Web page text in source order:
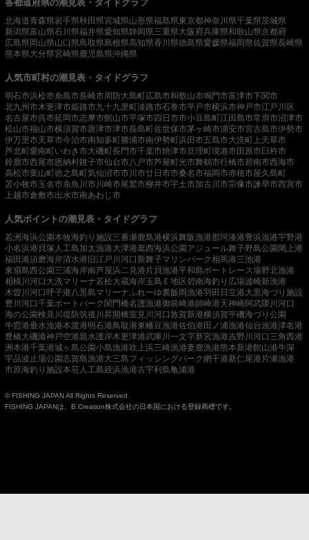
各都道府県の潮見表・タイドグラフ
北海道青森県岩手県秋田県宮城県山形県福島県東京都神奈川県千葉県茨城県
新潟県富山県石川県福井県愛知県静岡県三重県大阪府兵庫県和歌山県京都府
広島県岡山県山口県鳥取県島根県高知県香川県徳島県愛媛県福岡県佐賀県長崎県
熊本県大分県宮崎県 鹿児島県沖縄県
人気市町村の潮見表・タイドグラフ
明石市浜松市糸島市長崎市周防大島町広島市和歌山市鳴門市富津市下関市
北九州市木更津市姫路市九十九里町淡路市石巻市平戸市横浜市神戸市江戸川区
名古屋市呉市延岡市志摩市館山市平塚市四日市市小豆島町江田島市常滑市沼津市
松山市福山市横須賀市唐津市津市長島町佐世保市茅ヶ崎市浦安市宮古島市伊勢市
伊万里市天草市今治市南知多町勝浦市南伊勢町浜田市五島市大洗町 上天草市
芦北町愛南町いわき市大磯町長門市千葉市焼津市亘理町境港市田原市臼杵市
鈴鹿市西尾市恩納村銚子市仙台市八戸市芦屋町光市舞鶴市行橋市碧南市西海市
高松市葉山町徳之島町気仙沼市市川市廿日市市桑名市福岡市赤穂市屋久島町
苫小牧市玉名市糸魚川市 川崎市尾鷲市柳井市宇土市加古川市宗像市諫早市西宮市
上越市倉敷市出水市南あわじ市
人気ポイントの潮見表・タイドグラフ
若洲海浜公園本牧海釣り施設三番瀬 鹿島港横浜舞阪漁港那珂湊港豊浜漁港宇野港
小名浜港 貝塚人工島加太漁港大津港葛西海浜公園アジュール舞子野島公園閖上港
福田港須磨海岸清水港 旧江戸川河口 新舞子マリンパーク相馬港三池港
東扇島西公園三浦海岸南芦屋浜二見港 片貝漁港平和島ボートレース場野北漁港
相模川河口 大洗マリーナ若松大蔵海岸玉島Ｅ地区碧南海釣り広場波崎新漁港
木曽川河口呼子港 八景島マリーナふれーゆ裏飯岡漁港羽田 日立港大黒海づり施設
豊川河口千葉ポートパーク関門橋名護漁港御前崎港師崎港天神崎阿武隈川河口
海の公園検見川堤防筑後川昇開橋室見川河口敦賀新港横須賀平磯海づり公園
牛窓港垂水漁港本渡港明石港鳥取港東幡豆漁港佐伯港田ノ浦漁港仙台漁港津名港
豊橋大磯港神戸空港親水護岸木更津港武庫川一文字新宮漁港吉野川河口 三角西港
洲本港千葉港城ヶ島公園小島漁港吹上浜三崎漁港妻鹿漁港熊本新港館山港牛深
宇品波止場公園志賀島漁港大三島フィッシングパーク網干港新仁尾港 片瀬漁港
市原海釣り施設本荘人工島姪浜漁港古宇利島亀浦港
© FISHING JAPAN All Rights Reserved.
FISHING JAPANは、B.Creation株式会社の日本国における登録商標です。